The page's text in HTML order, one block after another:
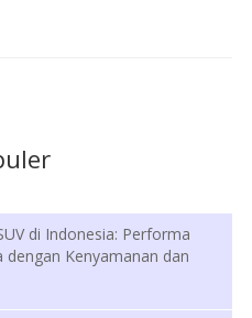
di Indonesia: Performa
dengan Kenyamanan dan